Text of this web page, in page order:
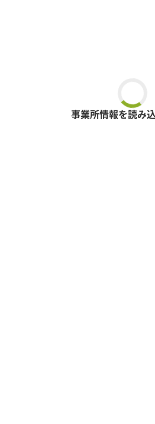
事業所情報を読み